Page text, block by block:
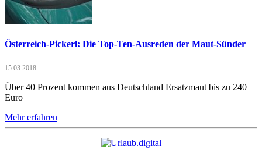
Österreich-Pickerl: Die Top-Ten-Ausreden der Maut-Sünder
15.03.2018
Über 40 Prozent kommen aus Deutschland Ersatzmaut bis zu 240
Euro
Mehr erfahren